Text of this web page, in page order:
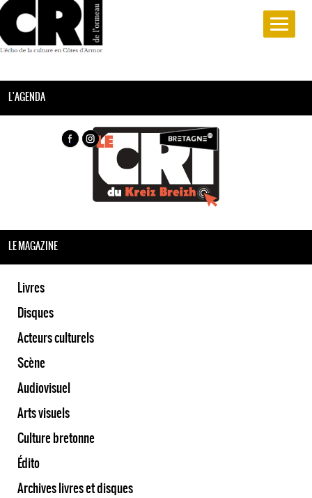
L'AGENDA
LE MAGAZINE
Livres
Disques
Acteurs culturels
Scène
Audiovisuel
Arts visuels
Culture bretonne
Édito
Archives livres et disques